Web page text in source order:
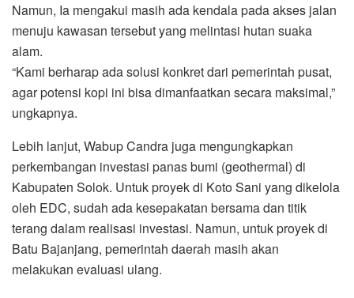
Namun, Ia mengakui masih ada kendala pada akses jalan
menuju kawasan tersebut yang melintasi hutan suaka
alam.
“Kami berharap ada solusi konkret dari pemerintah pusat,
agar potensi kopi ini bisa dimanfaatkan secara maksimal,”
ungkapnya.
Lebih lanjut, Wabup Candra juga mengungkapkan
perkembangan investasi panas bumi (geothermal) di
Kabupaten Solok. Untuk proyek di Koto Sani yang dikelola
oleh EDC, sudah ada kesepakatan bersama dan titik
terang dalam realisasi investasi. Namun, untuk proyek di
Batu Bajanjang, pemerintah daerah masih akan
melakukan evaluasi ulang.